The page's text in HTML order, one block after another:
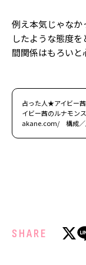
例え本気じゃなか
したような態度
間関係はもろいと
占った人★アイビー
イビー茜のルナモン
akane.com/ 構成／
SHARE